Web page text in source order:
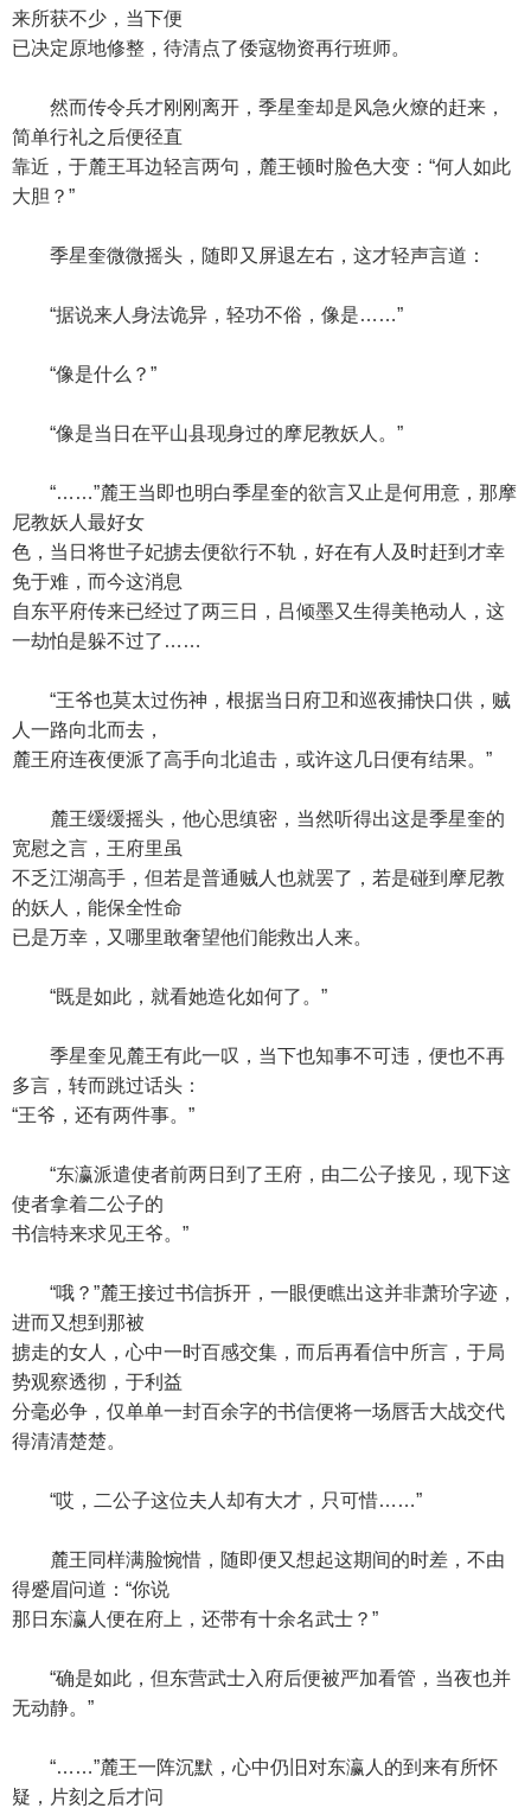
来所获不少，当下便
已决定原地修整，待清点了倭寇物资再行班师。
然而传令兵才刚刚离开，季星奎却是风急火燎的赶来，
简单行礼之后便径直
靠近，于麓王耳边轻言两句，麓王顿时脸色大变：“何人如此
大胆？”
季星奎微微摇头，随即又屏退左右，这才轻声言道：
“据说来人身法诡异，轻功不俗，像是……”
“像是什么？”
“像是当日在平山县现身过的摩尼教妖人。”
“……”麓王当即也明白季星奎的欲言又止是何用意，那摩
尼教妖人最好女
色，当日将世子妃掳去便欲行不轨，好在有人及时赶到才幸
免于难，而今这消息
自东平府传来已经过了两三日，吕倾墨又生得美艳动人，这
一劫怕是躲不过了……
“王爷也莫太过伤神，根据当日府卫和巡夜捕快口供，贼
人一路向北而去，
麓王府连夜便派了高手向北追击，或许这几日便有结果。”
麓王缓缓摇头，他心思缜密，当然听得出这是季星奎的
宽慰之言，王府里虽
不乏江湖高手，但若是普通贼人也就罢了，若是碰到摩尼教
的妖人，能保全性命
已是万幸，又哪里敢奢望他们能救出人来。
“既是如此，就看她造化如何了。”
季星奎见麓王有此一叹，当下也知事不可违，便也不再
多言，转而跳过话头：
“王爷，还有两件事。”
“东瀛派遣使者前两日到了王府，由二公子接见，现下这
使者拿着二公子的
书信特来求见王爷。”
“哦？”麓王接过书信拆开，一眼便瞧出这并非萧玠字迹，
进而又想到那被
掳走的女人，心中一时百感交集，而后再看信中所言，于局
势观察透彻，于利益
分毫必争，仅单单一封百余字的书信便将一场唇舌大战交代
得清清楚楚。
“哎，二公子这位夫人却有大才，只可惜……”
麓王同样满脸惋惜，随即便又想起这期间的时差，不由
得蹙眉问道：“你说
那日东瀛人便在府上，还带有十余名武士？”
“确是如此，但东营武士入府后便被严加看管，当夜也并
无动静。”
“……”麓王一阵沉默，心中仍旧对东瀛人的到来有所怀
疑，片刻之后才问